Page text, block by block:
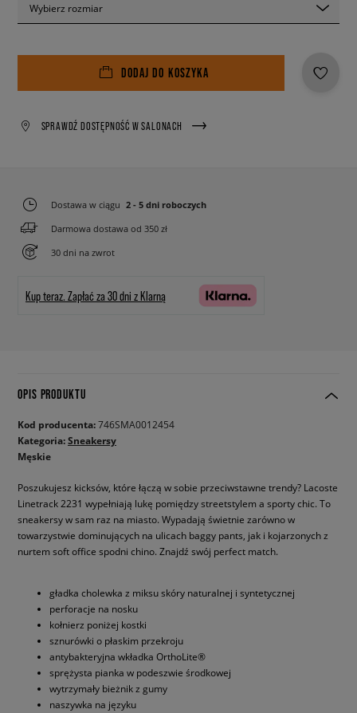
Wybierz rozmiar
DODAJ DO KOSZYKA
SPRAWDŹ DOSTĘPNOŚĆ W SALONACH
Dostawa w ciągu 2 - 5 dni roboczych
Darmowa dostawa od 350 zł
30 dni na zwrot
Kup teraz. Zapłać za 30 dni z Klarną
OPIS PRODUKTU
Kod producenta:746SMA0012454
Kategoria:Sneakersy
Męskie
Poszukujesz kicksów, które łączą w sobie przeciwstawne trendy? Lacoste
Linetrack 2231 wypełniają lukę pomiędzy streetstylem a sporty chic. To
sneakersy w sam raz na miasto. Wypadają świetnie zarówno w
towarzystwie dominujących na ulicach baggy pants, jak i kojarzonych z
nurtem soft office spodni chino. Znajdź swój perfect match.
gładka cholewka z miksu skóry naturalnej i syntetycznej
perforacje na nosku
kołnierz poniżej kostki
sznurówki o płaskim przekroju
antybakteryjna wkładka OrthoLite®
sprężysta pianka w podeszwie środkowej
wytrzymały bieżnik z gumy
naszywka na języku